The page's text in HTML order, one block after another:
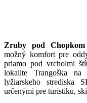
Zruby pod Chopkom
možný komfort pre
priamo pod vrcholmi
lokalite Trangoška na
lyžiarskeho strediska
určenými pre turistiku,